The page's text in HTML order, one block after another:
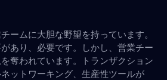
ームに大胆な野望を持っています。
あり、必要です。しかし、営業チー
奪われています。トランザクション
ットワーキング、生産性ツールが